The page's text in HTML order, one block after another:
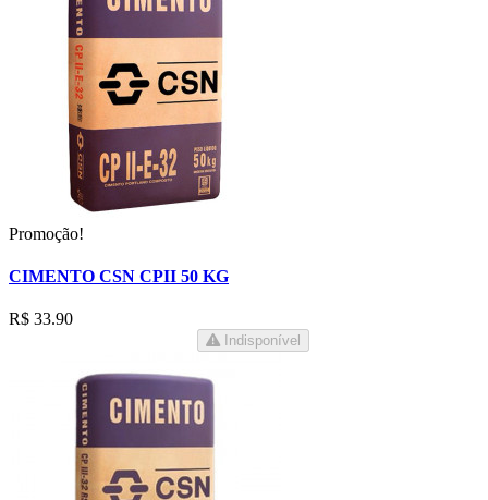
Promoção!
CIMENTO CSN CPII 50 KG
R$ 33.90
Indisponível